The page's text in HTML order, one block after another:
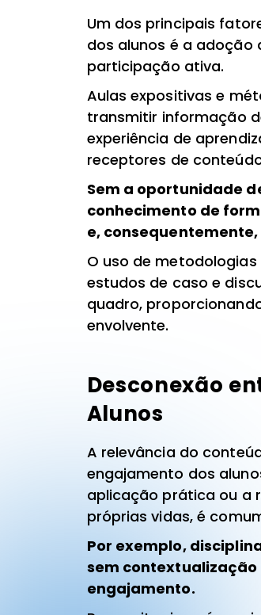
Um dos principais
dos alunos é a adoção
participação ativa.
Aulas expositivas e
transmitir informação
experiência de
receptores de
Sem a oportunidade
conhecimento de
e,
O uso de
estudos de caso e
quadro,
envolvente.
Desconexão
Alunos
A relevância do
engajamento dos
aplicação prática ou a
próprias vidas, é
Por exemplo,
sem contextualização
engajamento.